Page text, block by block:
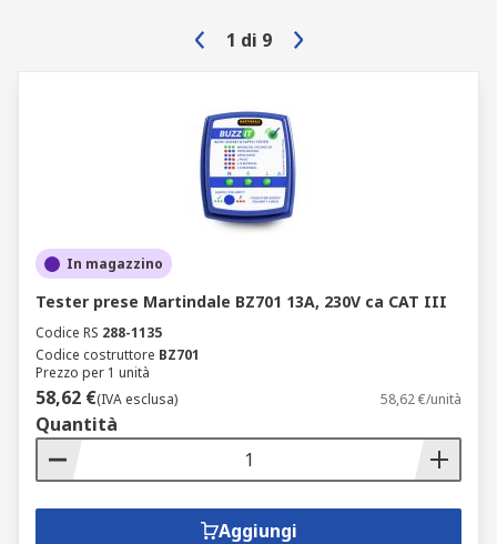
1 di 9
In magazzino
Tester prese Martindale BZ701 13A, 230V ca CAT III
Codice RS 288-1135
Codice costruttore BZ701
Prezzo per 1 unità
58,62 €(IVA esclusa) 58,62 €/unità
Quantità
Aggiungi